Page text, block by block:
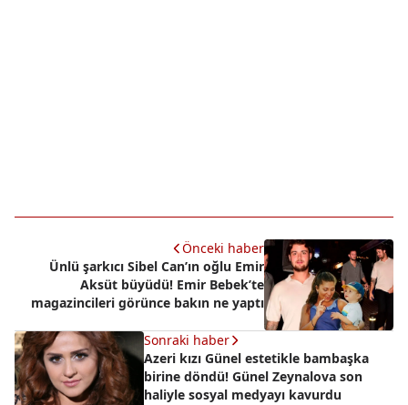
Önceki haber
Ünlü şarkıcı Sibel Can’ın oğlu Emir
Aksüt büyüdü! Emir Bebek’te
magazincileri görünce bakın ne yaptı
Sonraki haber
Azeri kızı Günel estetikle bambaşka
birine döndü! Günel Zeynalova son
haliyle sosyal medyayı kavurdu